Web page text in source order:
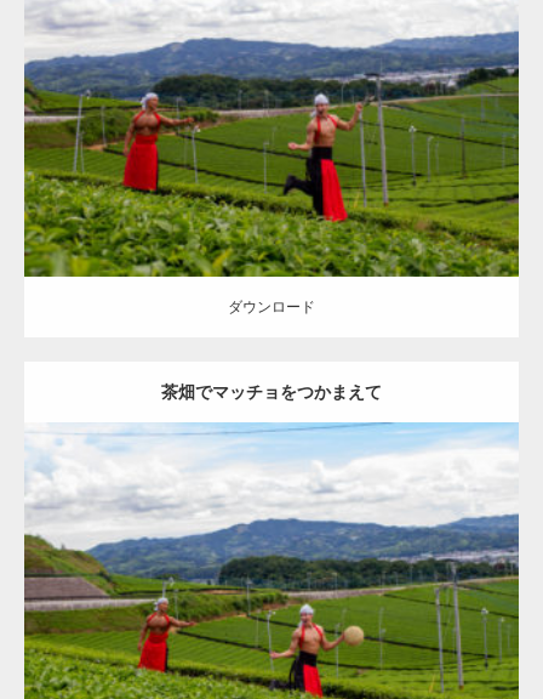
Update:2023.02.11
Category:茶畑のマッチョ その他 AKIHITO(細マッチョ) TOSHI(大胸
筋) マッチョをつかまえて 八女 (福岡)
ダウンロード
ダウンロード
茶畑でマッチョをつかまえて
Update: 2023.02.11
Category: 茶畑のマッチョ その他 AKIHITO(細マッチョ) TOSHI(大胸
筋) マッチョをつかまえて 八女 (福岡)
ダウンロード